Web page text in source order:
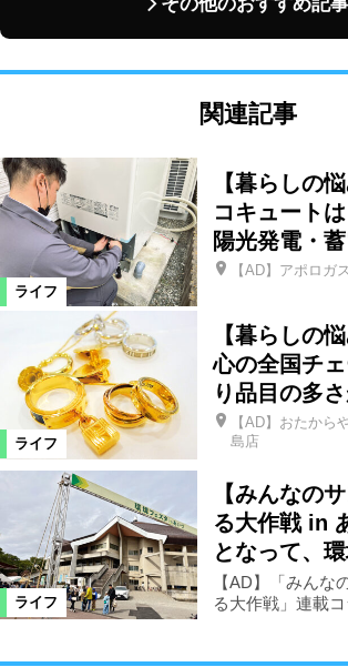
その他のおすすめ記事
関連記事
ライフ
【暮らしの
コキュート
陽光発電・
【AD】アポロガ
ライフ
【暮らしの
心の全国チ
り品目の多
【AD】おたか
島店
ライフ
【みんなの
る大作戦 in
となって、
【AD】「みんな
る大作戦」連載コ